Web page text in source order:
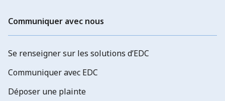
Communiquer avec nous
Se renseigner sur les solutions d’EDC
Communiquer avec EDC
Déposer une plainte